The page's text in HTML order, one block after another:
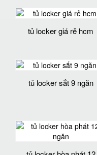
tủ locker giá rẻ hcm
tủ locker sắt 9 ngăn